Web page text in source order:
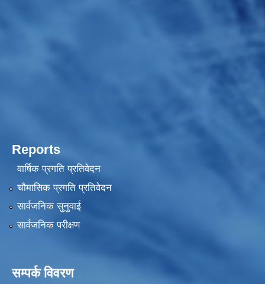
Reports
वार्षिक प्रगति प्रतिवेदन
चौमासिक प्रगति प्रतिवेदन
सार्वजनिक सुनुवाई
सार्वजनिक परीक्षण
सम्पर्क विवरण